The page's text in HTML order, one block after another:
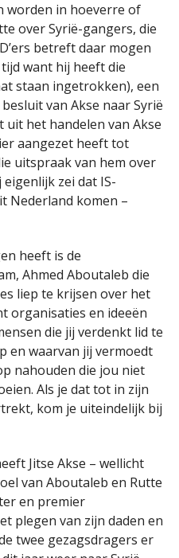
worden in hoeverre of
over Syrië-gangers, die
betreft daar mogen
want hij heeft die
staan ingetrokken), een
van Akse naar Syrië
het handelen van Akse
aangezet heeft tot
uitspraak van hem over
zei dat IS-
Nederland komen –
heeft is de
Ahmed Aboutaleb die
liep te krijsen over het
organisaties en ideeën
die jij verdenkt lid te
en waarvan jij vermoedt
nahouden die jou niet
Als je dat tot in zijn
kom je uiteindelijk bij
Jitse Akse – wellicht
van Aboutaleb en Rutte
en premier
plegen van zijn daden en
twee gezagsdragers er